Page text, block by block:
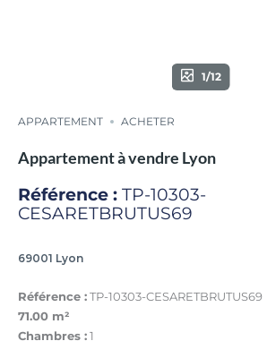
1/12
APPARTEMENT ACHETER
Appartement à vendre Lyon
Référence : TP-10303-
CESARETBRUTUS69
69001 Lyon
Référence :TP-10303-CESARETBRUTUS69
71.00 m²
Chambres :1